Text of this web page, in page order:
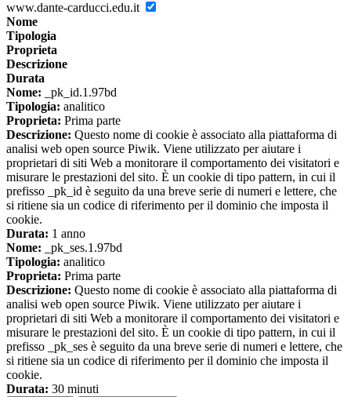
www.dante-carducci.edu.it
Nome
Tipologia
Proprieta
Descrizione
Durata
Nome: _pk_id.1.97bd
Tipologia: analitico
Proprieta: Prima parte
Descrizione: Questo nome di cookie è associato alla piattaforma di
analisi web open source Piwik. Viene utilizzato per aiutare i
proprietari di siti Web a monitorare il comportamento dei visitatori e
misurare le prestazioni del sito. È un cookie di tipo pattern, in cui il
prefisso _pk_id è seguito da una breve serie di numeri e lettere, che
si ritiene sia un codice di riferimento per il dominio che imposta il
cookie.
Durata: 1 anno
Nome: _pk_ses.1.97bd
Tipologia: analitico
Proprieta: Prima parte
Descrizione: Questo nome di cookie è associato alla piattaforma di
analisi web open source Piwik. Viene utilizzato per aiutare i
proprietari di siti Web a monitorare il comportamento dei visitatori e
misurare le prestazioni del sito. È un cookie di tipo pattern, in cui il
prefisso _pk_ses è seguito da una breve serie di numeri e lettere, che
si ritiene sia un codice di riferimento per il dominio che imposta il
cookie.
Durata: 30 minuti